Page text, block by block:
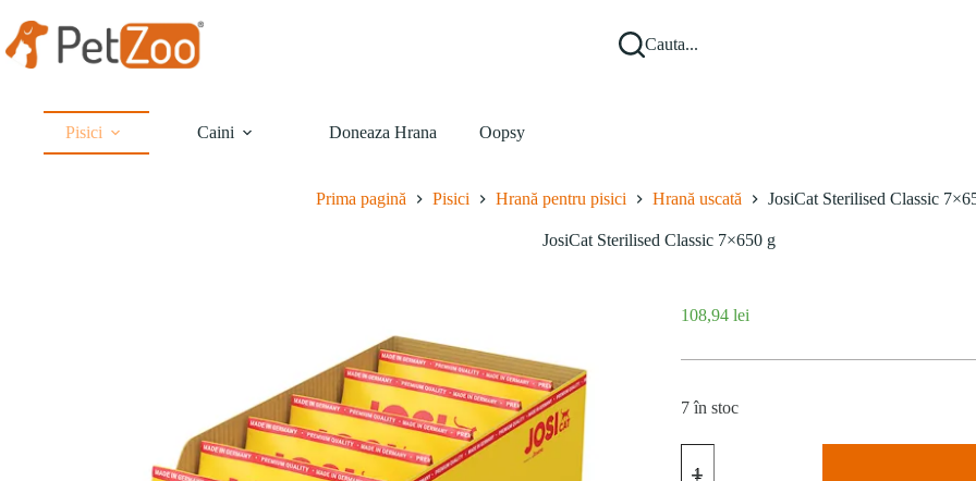
conținut
Cauta...
Pisici Caini Doneaza Hrana Oopsy
Prima pagină Pisici Hrană pentru pisici Hrană uscată JosiCat Sterilised Classic
JosiCat Sterilised Classic 7×650 g
108,94 lei
7 în stoc
JosiCat